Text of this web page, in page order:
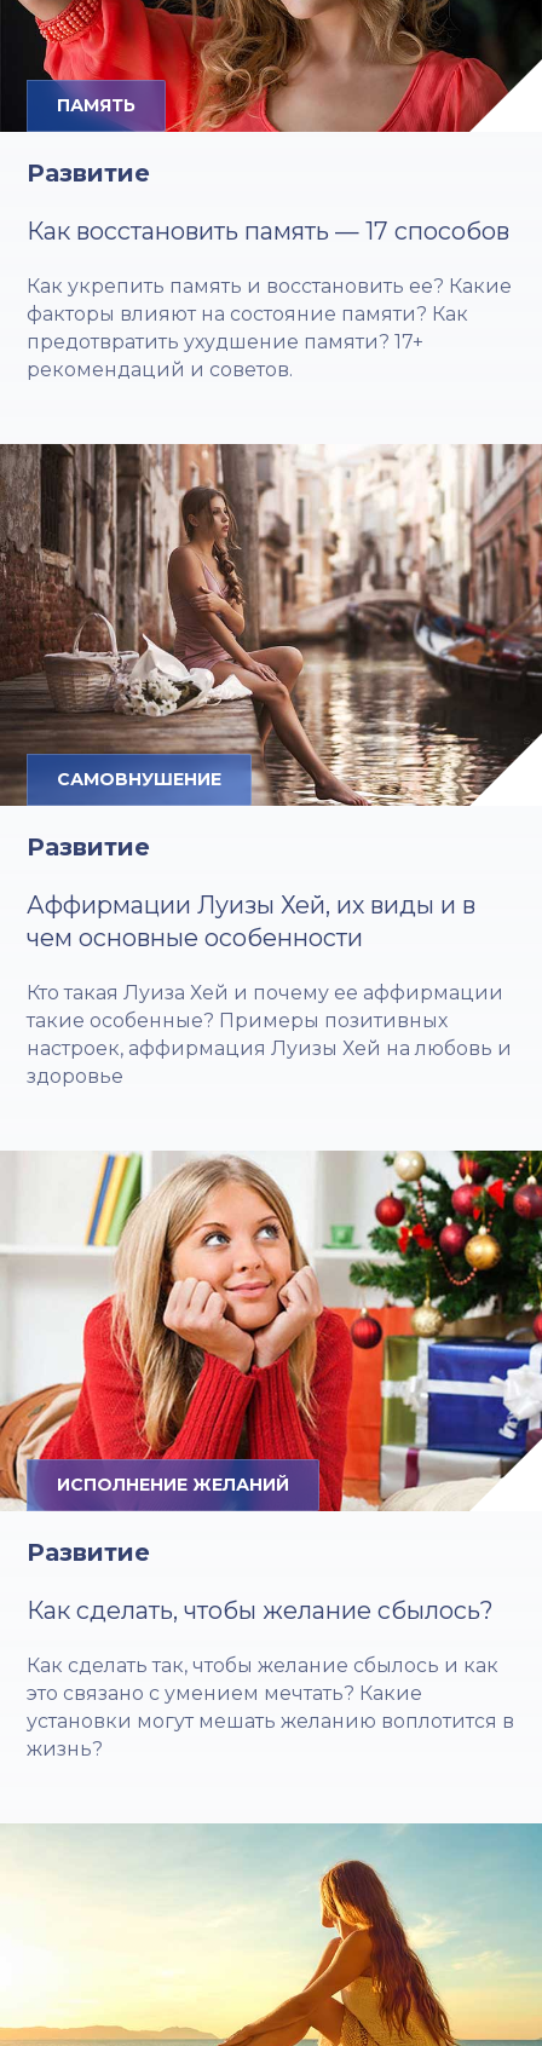
ПАМЯТЬ
Развитие
Как восстановить память — 17 способов
Как укрепить память и восстановить ее? Какие
факторы влияют на состояние памяти? Как
предотвратить ухудшение памяти? 17+
рекомендаций и советов.
САМОВНУШЕНИЕ
Развитие
Аффирмации Луизы Хей, их виды и в
чем основные особенности
Кто такая Луиза Хей и почему ее аффирмации
такие особенные? Примеры позитивных
настроек, аффирмация Луизы Хей на любовь и
здоровье
ИСПОЛНЕНИЕ ЖЕЛАНИЙ
Развитие
Как сделать, чтобы желание сбылось?
Как сделать так, чтобы желание сбылось и как
это связано с умением мечтать? Какие
установки могут мешать желанию воплотится в
жизнь?